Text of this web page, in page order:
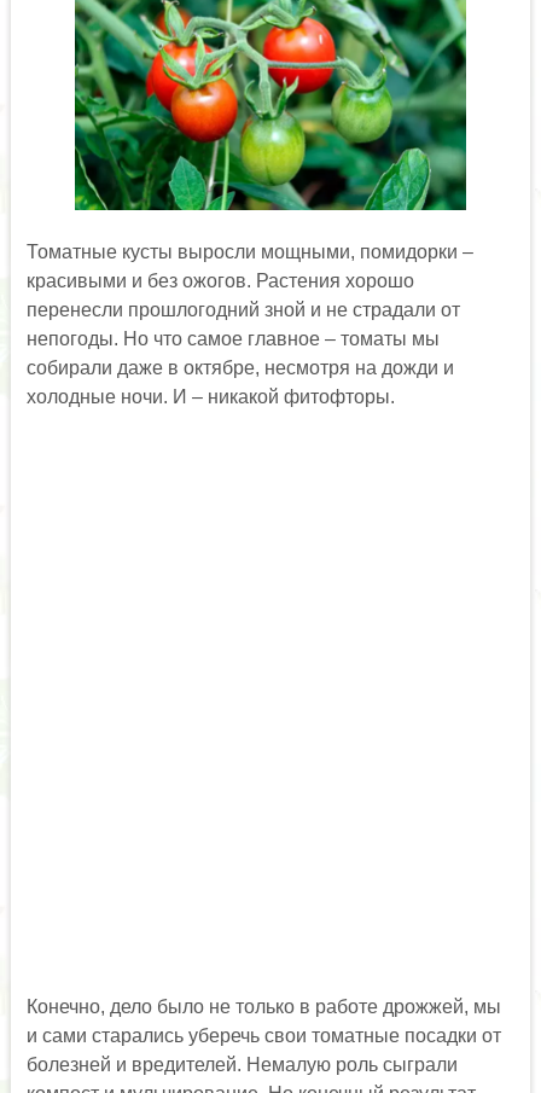
Томатные кусты выросли мощными, помидорки –
красивыми и без ожогов. Растения хорошо
перенесли прошлогодний зной и не страдали от
непогоды. Но что самое главное – томаты мы
собирали даже в октябре, несмотря на дожди и
холодные ночи. И – никакой фитофторы.
Конечно, дело было не только в работе дрожжей, мы
и сами старались уберечь свои томатные посадки от
болезней и вредителей. Немалую роль сыграли